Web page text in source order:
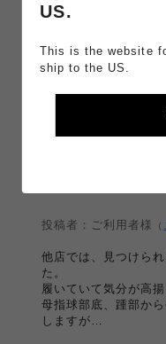
着用感
ちょ
人中、0人の方が参
投稿者：ご利用者様
（
他店では、見つけら
た。
履いていて気分が高揚
母指球部底、踵部か
しますが…
US.
This is the website
ship to the US.